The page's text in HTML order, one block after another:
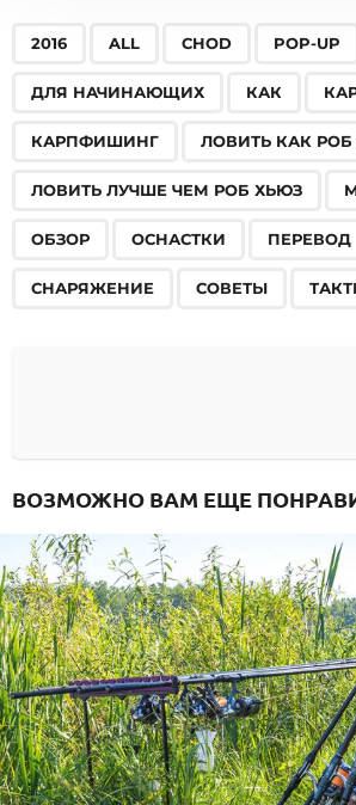
2016 ALL CHOD POP-UP
ДЛЯ НАЧИНАЮЩИХ КАК
КАРПФИШИНГ ЛОВИТЬ КАК
ЛОВИТЬ ЛУЧШЕ ЧЕМ РОБ ХЬЮЗ
ОБЗОР ОСНАСТКИ ПЕРЕВОД
СНАРЯЖЕНИЕ СОВЕТЫ
ВОЗМОЖНО ВАМ ЕЩЕ